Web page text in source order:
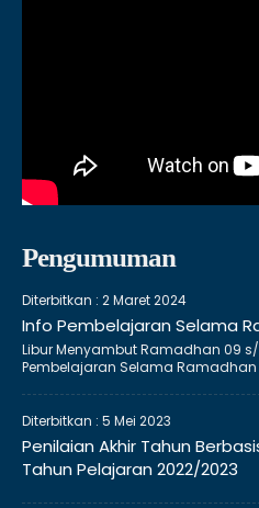
Pengumuman
Diterbitkan : 2 Maret 2024
Info Pembelajaran Selama
Libur Menyambut Ramadhan 09 s/
Pembelajaran Selama Ramadhan
Diterbitkan : 5 Mei 2023
Penilaian Akhir Tahun
Tahun Pelajaran 2022/2023